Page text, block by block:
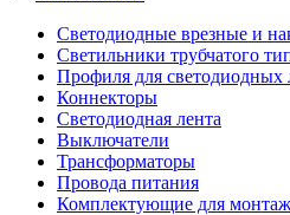
Светодиодные врезные и
Светильники трубчатого
Профиля для светодиодных
Коннекторы
Светодиодная лента
Выключатели
Трансформаторы
Провода питания
Комплектующие для